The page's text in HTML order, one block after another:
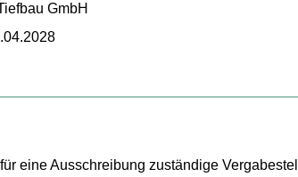
GmbH
eine Ausschreibung zuständige